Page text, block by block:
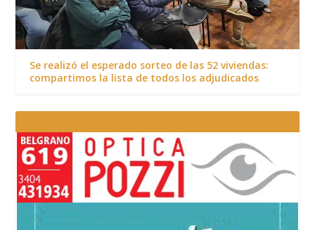
Se realizó el esperado sorteo de las 52 viviendas:
compartimos la lista de todos los adjudicados